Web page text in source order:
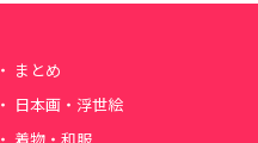
まとめ
日本画・浮世絵